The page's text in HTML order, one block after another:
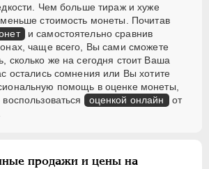
Чем больше тираж и хуже
стоимость монеты. Почитав
и самостоятельно сравнив
чаще всего, Вы сами сможете
сколько же на сегодня стоит Ваша
остались сомнения или Вы хотите
помощь в оценке монеты,
оценкой онлайн от
продажи и цены на